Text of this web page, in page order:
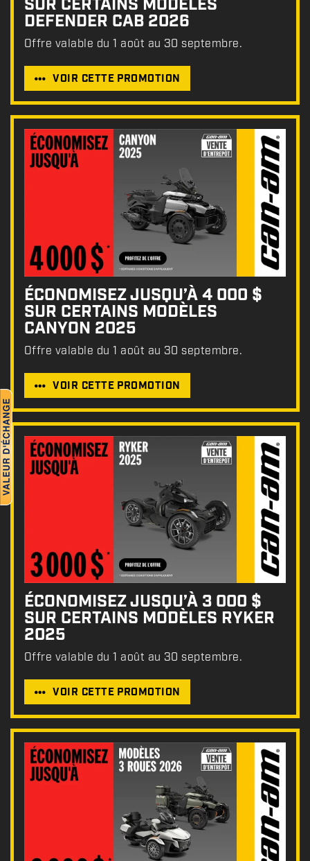
SUR CERTAINS MODÈLES
DEFENDER CAB 2026
Offre valable du 1 août au 30 septembre.
VOIR CETTE PROMOTION
ÉCONOMISEZ JUSQU’À 4 000 $
SUR CERTAINS MODÈLES
CANYON 2025
Offre valable du 1 août au 30 septembre.
VOIR CETTE PROMOTION
ÉCONOMISEZ JUSQU’À 3 000 $
SUR CERTAINS MODÈLES RYKER
2025
Offre valable du 1 août au 30 septembre.
VOIR CETTE PROMOTION